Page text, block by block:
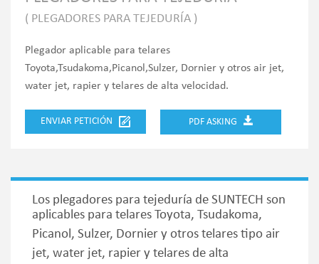
( PLEGADORES PARA TEJEDURÍA )
Plegador aplicable para telares
Toyota,Tsudakoma,Picanol,Sulzer, Dornier y otros air jet,
water jet, rapier y telares de alta velocidad.
ENVIAR PETICIÓN PDF ASKING
Los plegadores para tejeduría de SUNTECH son
aplicables para telares Toyota, Tsudakoma,
Picanol, Sulzer, Dornier y otros telares tipo air
jet, water jet, rapier y telares de alta